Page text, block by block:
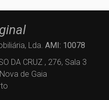
Lda. AMI: 10078
DA CRUZ , 276, Sala 3
de Gaia